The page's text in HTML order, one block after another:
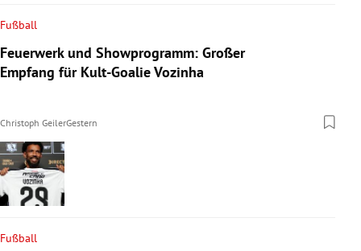
Fußball
Feuerwerk und Showprogramm: Großer
Empfang für Kult-Goalie Vozinha
Christoph GeilerGestern
Fußball